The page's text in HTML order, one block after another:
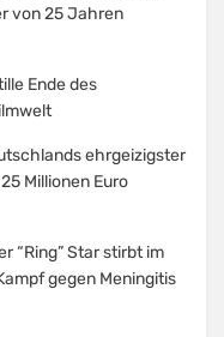
von 25 Jahren
Ende des
ehrgeizigster
Millionen Euro
“Ring” Star stirbt im
gegen Meningitis